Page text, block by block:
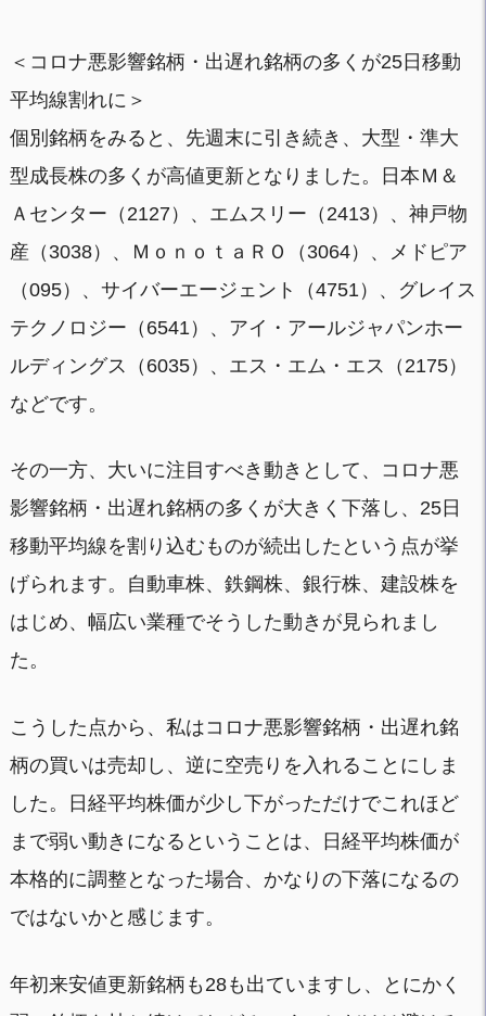
＜コロナ悪影響銘柄・出遅れ銘柄の多くが25日移動
平均線割れに＞
個別銘柄をみると、先週末に引き続き、大型・準大
型成長株の多くが高値更新となりました。日本Ｍ＆
Ａセンター（2127）、エムスリー（2413）、神戸物
産（3038）、ＭｏｎｏｔａＲＯ（3064）、メドピア
（095）、サイバーエージェント（4751）、グレイス
テクノロジー（6541）、アイ・アールジャパンホー
ルディングス（6035）、エス・エム・エス（2175）
などです。
その一方、大いに注目すべき動きとして、コロナ悪
影響銘柄・出遅れ銘柄の多くが大きく下落し、25日
移動平均線を割り込むものが続出したという点が挙
げられます。自動車株、鉄鋼株、銀行株、建設株を
はじめ、幅広い業種でそうした動きが見られまし
た。
こうした点から、私はコロナ悪影響銘柄・出遅れ銘
柄の買いは売却し、逆に空売りを入れることにしま
した。日経平均株価が少し下がっただけでこれほど
まで弱い動きになるということは、日経平均株価が
本格的に調整となった場合、かなりの下落になるの
ではないかと感じます。
年初来安値更新銘柄も28も出ていますし、とにかく